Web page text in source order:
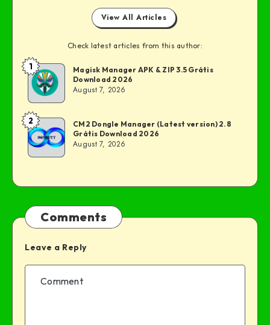
View All Articles
Check latest articles from this author:
1
Magisk Manager APK & ZIP 3.5 Grátis
Download 2026
August 7, 2026
2
CM2 Dongle Manager (Latest version) 2.8
Grátis Download 2026
August 7, 2026
Comments
Leave a Reply